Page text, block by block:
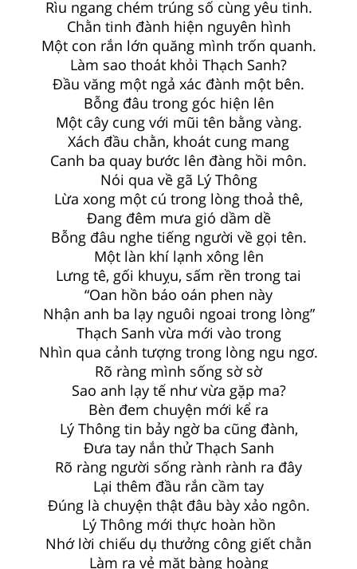
Rìu ngang chém trúng số cùng yêu tinh.
Chằn tinh đành hiện nguyên hình
Một con rắn lớn quăng mình trốn quanh.
Làm sao thoát khỏi Thạch Sanh?
Đầu văng một ngả xác đành một bên.
Bỗng đâu trong góc hiện lên
Một cây cung với mũi tên bằng vàng.
Xách đầu chằn, khoát cung mang
Canh ba quay bước lên đàng hồi môn.
Nói qua về gã Lý Thông
Lừa xong một cú trong lòng thoả thê,
Đang đêm mưa gió dầm dề
Bỗng đâu nghe tiếng người về gọi tên.
Một làn khí lạnh xông lên
Lưng tê, gối khuỵu, sấm rền trong tai
“Oan hồn báo oán phen này
Nhận anh ba lạy nguôi ngoai trong lòng”
Thạch Sanh vừa mới vào trong
Nhìn qua cảnh tượng trong lòng ngu ngơ.
Rõ ràng mình sống sờ sờ
Sao anh lạy tế như vừa gặp ma?
Bèn đem chuyện mới kể ra
Lý Thông tin bảy ngờ ba cũng đành,
Đưa tay nắn thử Thạch Sanh
Rõ ràng người sống rành rành ra đây
Lại thêm đầu rắn cầm tay
Đúng là chuyện thật đâu bày xảo ngôn.
Lý Thông mới thực hoàn hồn
Nhớ lời chiếu dụ thưởng công giết chằn
Làm ra vẻ mặt bàng hoàng